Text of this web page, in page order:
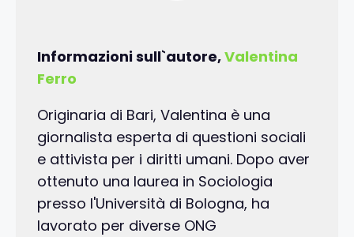
Informazioni sull`autore,Valentina
Ferro
Originaria di Bari, Valentina è una
giornalista esperta di questioni sociali
e attivista per i diritti umani. Dopo aver
ottenuto una laurea in Sociologia
presso l'Università di Bologna, ha
lavorato per diverse ONG